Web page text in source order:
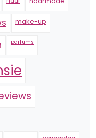
make-up
parfums